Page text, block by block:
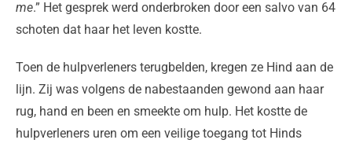
me.” Het gesprek werd onderbroken door een salvo van 64
schoten dat haar het leven kostte.
Toen de hulpverleners terugbelden, kregen ze Hind aan de
lijn. Zij was volgens de nabestaanden gewond aan haar
rug, hand en been en smeekte om hulp. Het kostte de
hulpverleners uren om een veilige toegang tot Hinds